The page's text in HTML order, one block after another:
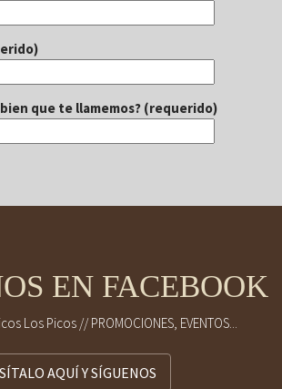
que te llamemos? (requerido)
EN FACEBOOK
Los Picos // PROMOCIONES, EVENTOS...
AQUÍ Y SÍGUENOS